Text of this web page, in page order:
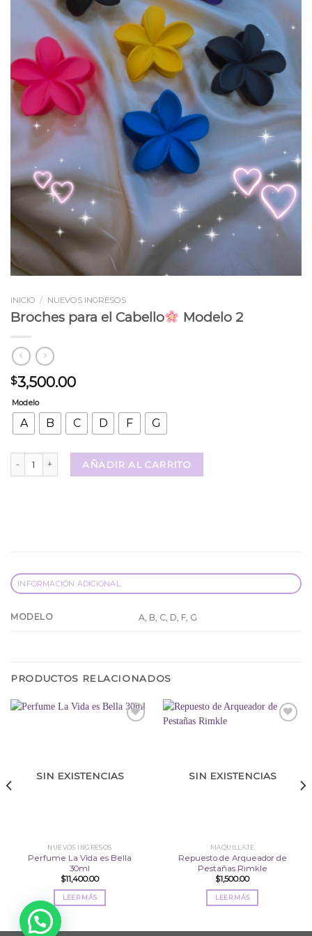
INICIO / NUEVOS INGRESOS
Broches para el Cabello Modelo 2
$3,500.00
Modelo
A B C D F G
Broches para el Cabello
AÑADIR AL CARRITO
INFORMACIÓN ADICIONAL
MODELO A, B, C, D, F, G
PRODUCTOS RELACIONADOS
SIN EXISTENCIAS
NUEVOS INGRESOS
Perfume La Vida es Bella
30ml
$11,400.00
LEER MÁS
SIN EXISTENCIAS
MAQUILLAJE
Repuesto de Arqueador de
Pestañas Rimkle
$1,500.00
LEER MÁS